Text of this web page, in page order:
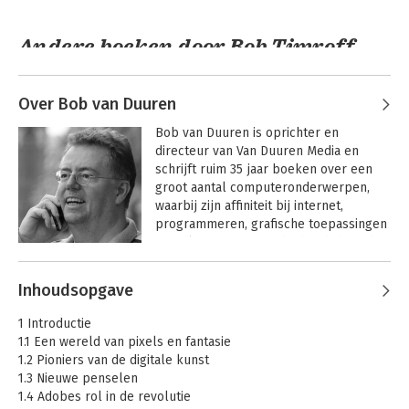
Andere boeken door Bob Timroff
Photo 2
mac in 100 stappen
Over Bob van Duuren
Bob van Duuren is oprichter en
directeur van Van Duuren Media en
schrijft ruim 35 jaar boeken over een
groot aantal computeronderwerpen,
waarbij zijn affiniteit bij internet,
programmeren, grafische toepassingen
voornamelijk bezig met het uitbouwen
nieuwe uitgavemodellen. Hij is nog altijd
en buitenland en geeft sinds 2002
leiding aan Van Duuren Media.
Andere boeken door Bob van
Duuren
Inhoudsopgave
1 Introductie
1.1 Een wereld van pixels en fantasie
1.2 Pioniers van de digitale kunst
1.3 Nieuwe penselen
1.4 Adobes rol in de revolutie